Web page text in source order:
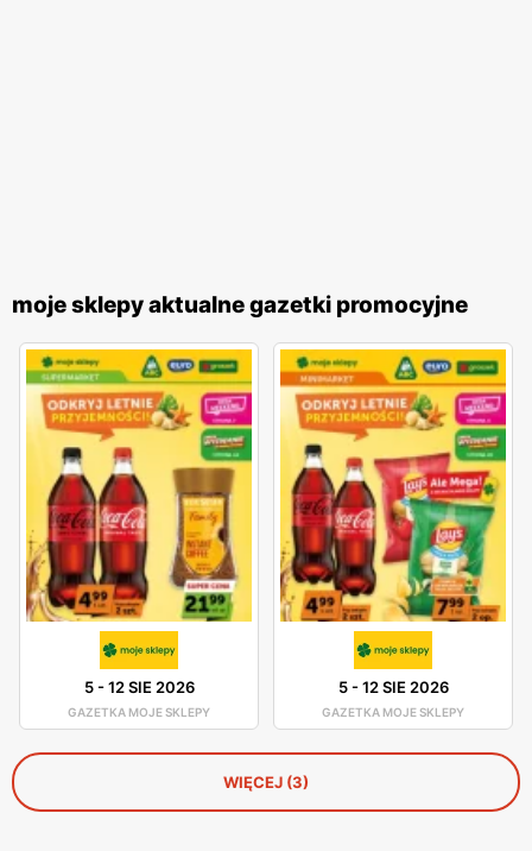
moje sklepy aktualne gazetki promocyjne
5-12 SIE 2026
GAZETKA MOJE SKLEPY
5-12 SIE 2026
GAZETKA MOJE SKLEPY
WIĘCEJ (3)